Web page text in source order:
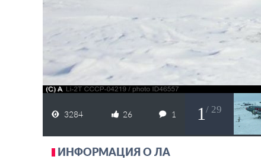
3284 26 1 1 / 29
ИНФОРМАЦИЯ О ЛА